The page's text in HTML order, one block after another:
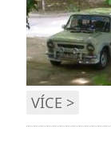
VÍCE >